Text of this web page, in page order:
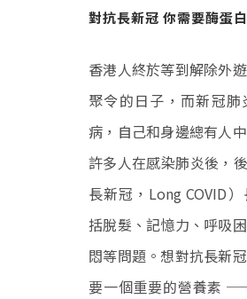
對抗長新冠 你需要酶蛋白
香港人終於等到解除外
聚令的日子，而新冠肺
病，自己和身邊總有人
許多人在感染肺炎後，
長新冠，Long COVID
括脫髮、記憶力、呼吸
悶等問題。想對抗長新
要一個重要的營養素